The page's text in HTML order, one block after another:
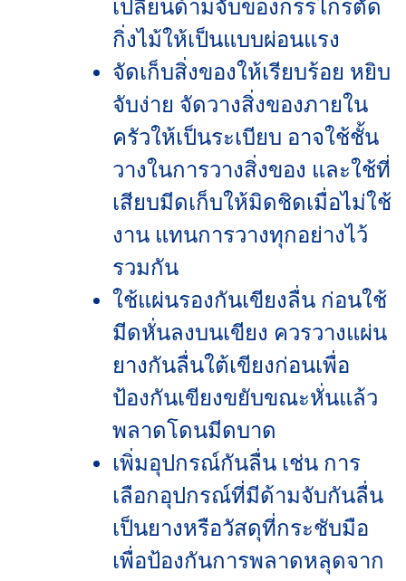
เปลี่ยนด้ามจับของกรรไกรตัด
กิ่งไม้ให้เป็นแบบผ่อนแรง
จัดเก็บสิ่งของให้เรียบร้อย หยิบ
จับง่าย จัดวางสิ่งของภายใน
ครัวให้เป็นระเบียบ อาจใช้ชั้น
วางในการวางสิ่งของ และใช้ที่
เสียบมีดเก็บให้มิดชิดเมื่อไม่ใช้
งาน แทนการวางทุกอย่างไว้
รวมกัน
ใช้แผ่นรองกันเขียงลื่น ก่อนใช้
มีดหั่นลงบนเขียง ควรวางแผ่น
ยางกันลื่นใต้เขียงก่อนเพื่อ
ป้องกันเขียงขยับขณะหั่นแล้ว
พลาดโดนมีดบาด
เพิ่มอุปกรณ์กันลื่น เช่น การ
เลือกอุปกรณ์ที่มีด้ามจับกันลื่น
เป็นยางหรือวัสดุที่กระชับมือ
เพื่อป้องกันการพลาดหลุดจาก